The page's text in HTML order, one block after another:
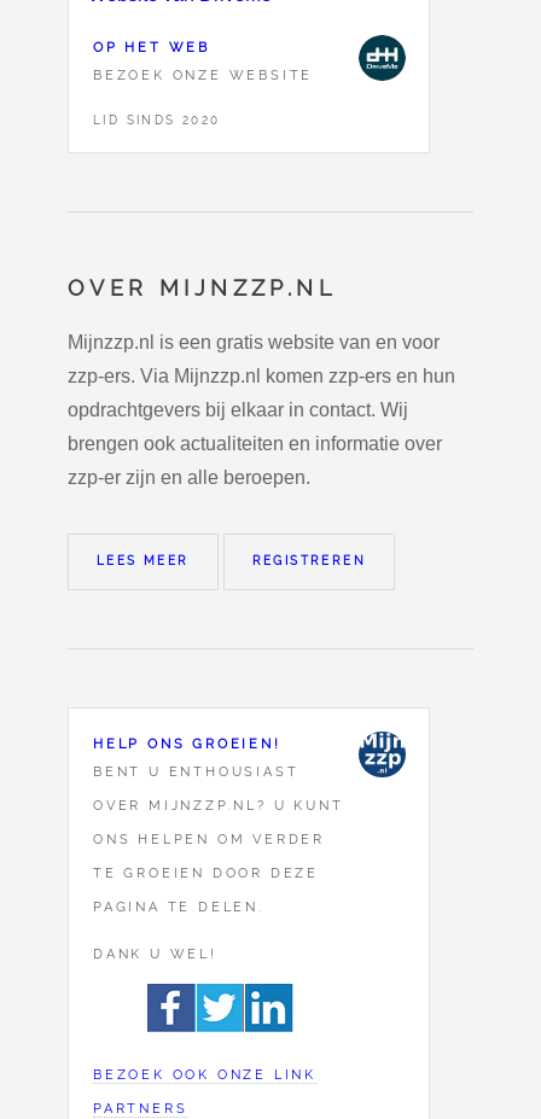
OP HET WEB
BEZOEK ONZE WEBSITE
LID SINDS 2020
OVER MIJNZZP.NL
Mijnzzp.nl is een gratis website van en voor
zzp-ers. Via Mijnzzp.nl komen zzp-ers en hun
opdrachtgevers bij elkaar in contact. Wij
brengen ook actualiteiten en informatie over
zzp-er zijn en alle beroepen.
LEES MEER REGISTREREN
HELP ONS GROEIEN!
BENT U ENTHOUSIAST
OVER MIJNZZP.NL? U KUNT
ONS HELPEN OM VERDER
TE GROEIEN DOOR DEZE
PAGINA TE DELEN.
DANK U WEL!
BEZOEK OOK ONZE LINK
PARTNERS